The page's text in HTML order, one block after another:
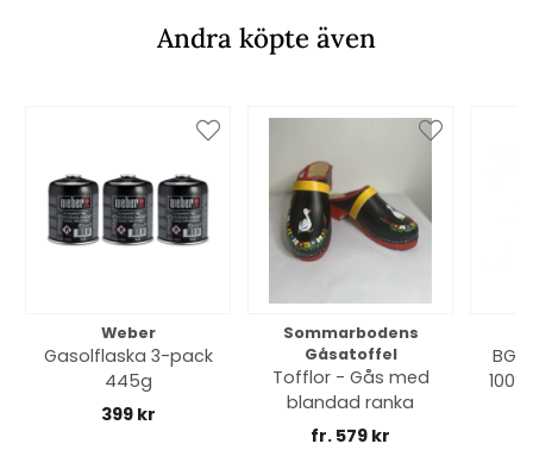
Andra köpte även
Weber
Gasolflaska 3-pack
445g
399 kr
Sommarbodens
Gåsatoffel
Tofflor - Gås med
blandad ranka
fr. 579 kr